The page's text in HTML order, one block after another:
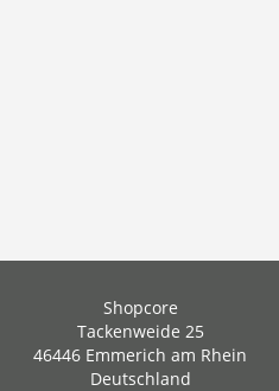
Shopcore
Tackenweide 25
46446 Emmerich am Rhein
Deutschland